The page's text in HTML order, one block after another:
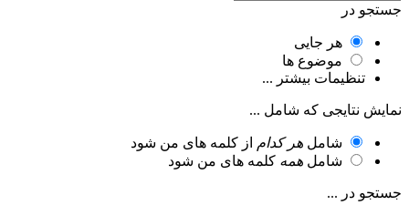
جستجو در
هر جایی
موضوع ها
تنظیمات بیشتر ...
نمایش نتایجی که شامل ...
شامل هر کدام از کلمه های من شود
شامل همه کلمه های من شود
جستجو در ...